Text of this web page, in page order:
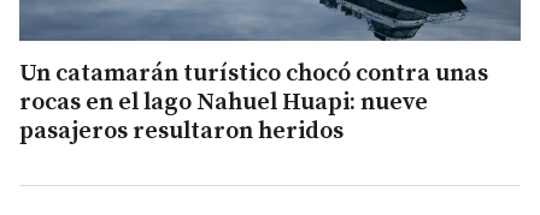
Un catamarán turístico chocó contra unas
rocas en el lago Nahuel Huapi: nueve
pasajeros resultaron heridos